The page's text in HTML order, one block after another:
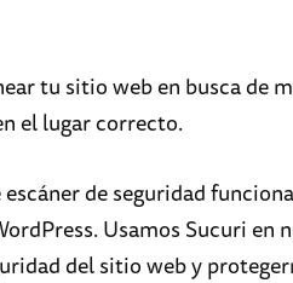
tu sitio web en busca de
el lugar correcto.
de seguridad
Usamos Sucuri en
del sitio web y